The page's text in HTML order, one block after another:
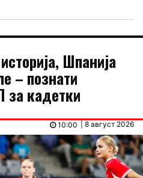
Шпанија
– познати
за кадетки
| 8 август 2026
10:00